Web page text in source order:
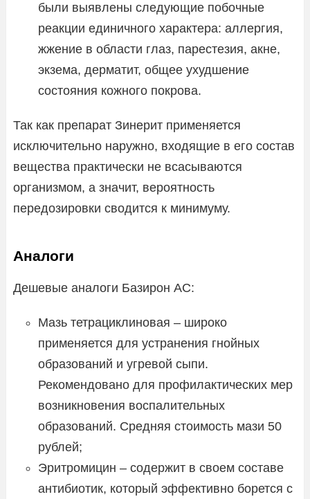
были выявлены следующие побочные
реакции единичного характера: аллергия,
жжение в области глаз, парестезия, акне,
экзема, дерматит, общее ухудшение
состояния кожного покрова.
Так как препарат Зинерит применяется
исключительно наружно, входящие в его состав
вещества практически не всасываются
организмом, а значит, вероятность
передозировки сводится к минимуму.
Аналоги
Дешевые аналоги Базирон АС:
Мазь тетрациклиновая – широко
применяется для устранения гнойных
образований и угревой сыпи.
Рекомендовано для профилактических мер
возникновения воспалительных
образований. Средняя стоимость мази 50
рублей;
Эритромицин – содержит в своем составе
антибиотик, который эффективно борется с